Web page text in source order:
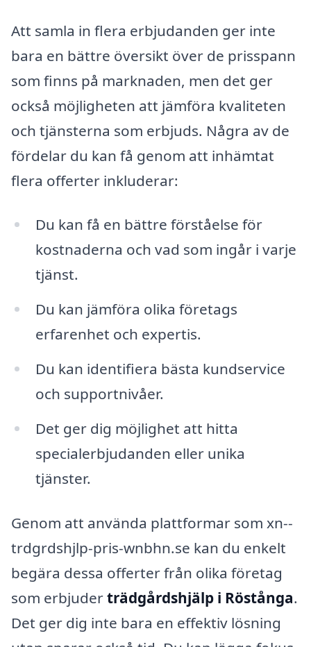
Att samla in flera erbjudanden ger inte
bara en bättre översikt över de prisspann
som finns på marknaden, men det ger
också möjligheten att jämföra kvaliteten
och tjänsterna som erbjuds. Några av de
fördelar du kan få genom att inhämtat
flera offerter inkluderar:
Du kan få en bättre förståelse för
kostnaderna och vad som ingår i varje
tjänst.
Du kan jämföra olika företags
erfarenhet och expertis.
Du kan identifiera bästa kundservice
och supportnivåer.
Det ger dig möjlighet att hitta
specialerbjudanden eller unika
tjänster.
Genom att använda plattformar som xn--
trdgrdshjlp-pris-wnbhn.se kan du enkelt
begära dessa offerter från olika företag
som erbjuderträdgårdshjälp i Röstånga.
Det ger dig inte bara en effektiv lösning